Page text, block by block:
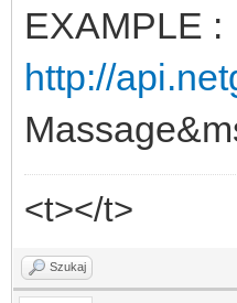
EXAMPLE :
http://
<t></t>
Szukaj